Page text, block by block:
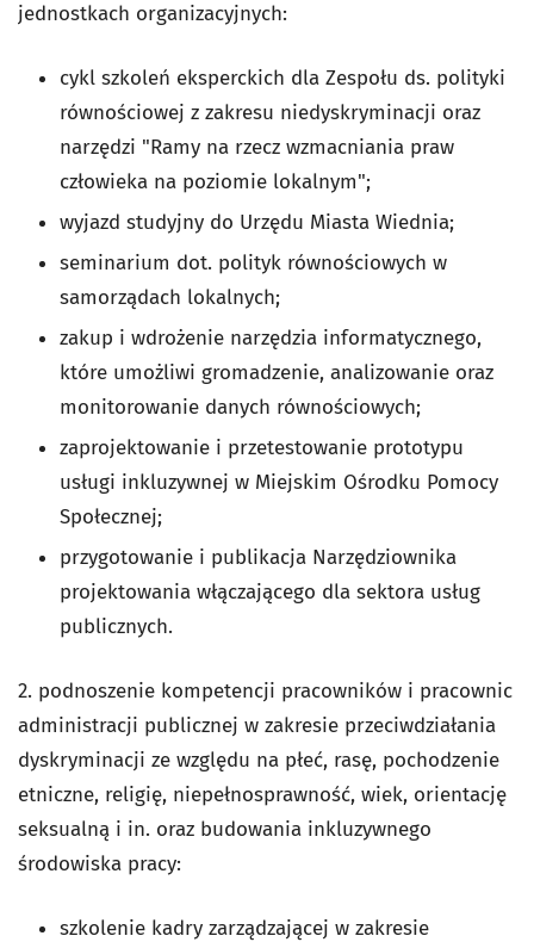
jednostkach organizacyjnych:
cykl szkoleń eksperckich dla Zespołu ds. polityki
równościowej z zakresu niedyskryminacji oraz
narzędzi "Ramy na rzecz wzmacniania praw
człowieka na poziomie lokalnym";
wyjazd studyjny do Urzędu Miasta Wiednia;
seminarium dot. polityk równościowych w
samorządach lokalnych;
zakup i wdrożenie narzędzia informatycznego,
które umożliwi gromadzenie, analizowanie oraz
monitorowanie danych równościowych;
zaprojektowanie i przetestowanie prototypu
usługi inkluzywnej w Miejskim Ośrodku Pomocy
Społecznej;
przygotowanie i publikacja Narzędziownika
projektowania włączającego dla sektora usług
publicznych.
2. podnoszenie kompetencji pracowników i pracownic
administracji publicznej w zakresie przeciwdziałania
dyskryminacji ze względu na płeć, rasę, pochodzenie
etniczne, religię, niepełnosprawność, wiek, orientację
seksualną i in. oraz budowania inkluzywnego
środowiska pracy:
szkolenie kadry zarządzającej w zakresie